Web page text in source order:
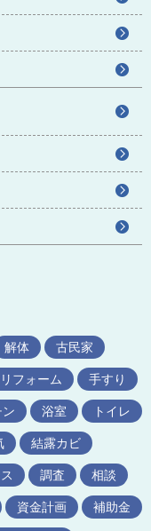
解体 古民家
フォーム 手すり
浴室 トイレ
結露カビ
調査 相談
資金計画 補助金